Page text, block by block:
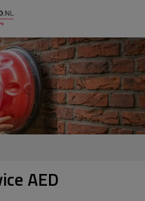
AED